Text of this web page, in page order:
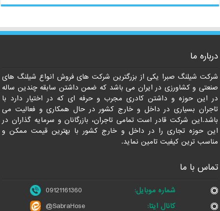
درباره ما
شرکت شیلنگ صبرا یکی از بزرگترین شرکت های فروش انواع شیلنگ های
صنعتی و کشاورزی در ایران می باشد که ضمن داشتن سابقه چندین ساله
در این حوزه و داشتن کادری مجرب و حرفه ای که در اختیار دارد با
تاجران بسیاری در داخل و خارج کشور در حال همکاری و فعالیت می
باشد.این شرکت قادر است تمامی تاجران، بازرگانان و سرمایه گذاران در
این حوزه تجاری را در داخل و خارج کشور با بهترین قیمت ممکن و
مناسب ترین کیفیت تامین نماید.
تماس با ما
شماره موبایل:
09121161360
کانال ایتا:
@SabraHose
09121161360